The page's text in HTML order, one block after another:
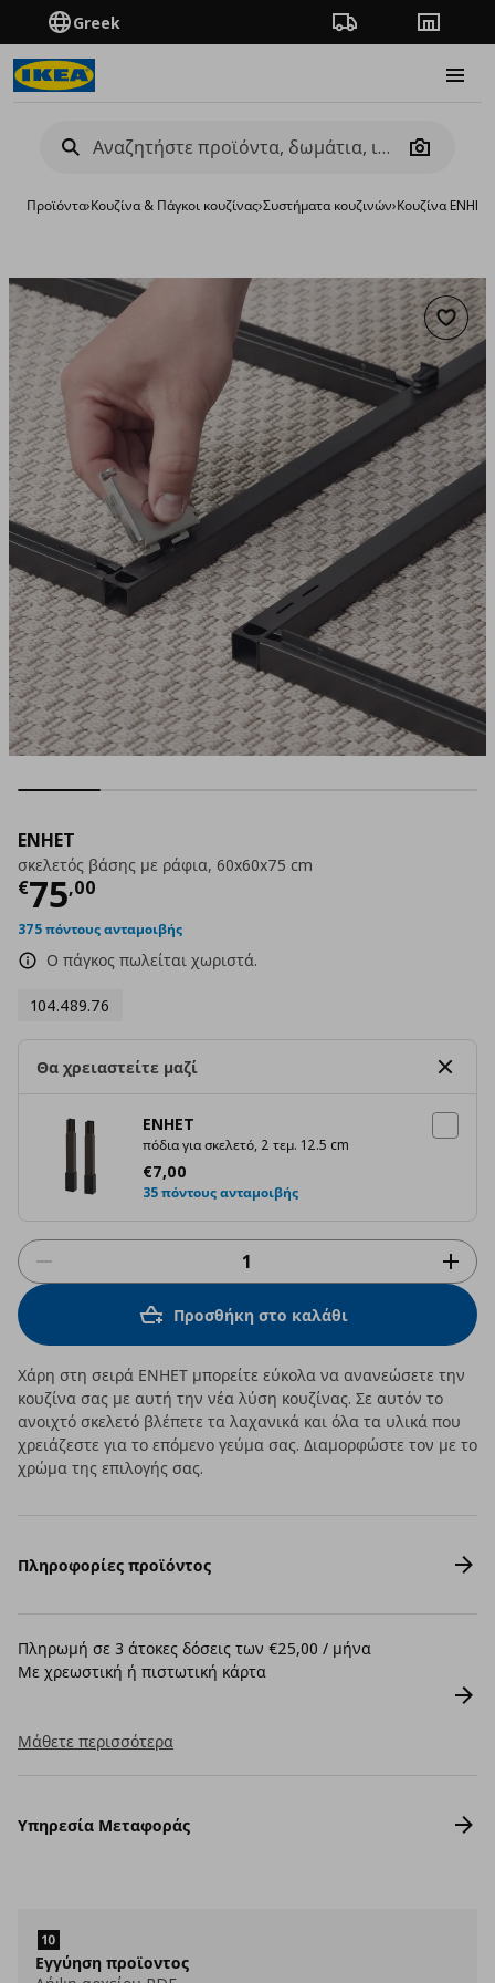
Greek Πορεία παραγγελίας
Camera
Προϊόντα›Κουζίνα & Πάγκοι κουζίνας›Συστήματα κουζινών›Κουζίνα ENHET
ENHET
σκελετός βάσης με ράφια, 60x60x75 cm
€75,00
Τρέχουσα τιμή
375 πόντους ανταμοιβής
Ο πάγκος πωλείται χωριστά.
104.489.76
Θα χρειαστείτε μαζί
ENHET
πόδια για σκελετό, 2 τεμ. 12.5 cm
€7,00
Τρέχουσα τιμή
35 πόντους ανταμοιβής
Προσθήκη στο καλάθι
Χάρη στη σειρά ΕΝΗΕΤ μπορείτε εύκολα να ανανεώσετε την
κουζίνα σας με αυτή την νέα λύση κουζίνας. Σε αυτόν το
ανοιχτό σκελετό βλέπετε τα λαχανικά και όλα τα υλικά που
χρειάζεστε για το επόμενο γεύμα σας. Διαμορφώστε τον με το
χρώμα της επιλογής σας.
Πληροφορίες προϊόντος
Πληρωμή σε 3 άτοκες δόσεις των €25,00 / μήνα
Με χρεωστική ή πιστωτική κάρτα
Μάθετε περισσότερα
Υπηρεσία Μεταφοράς
Εγγύηση προϊοντος